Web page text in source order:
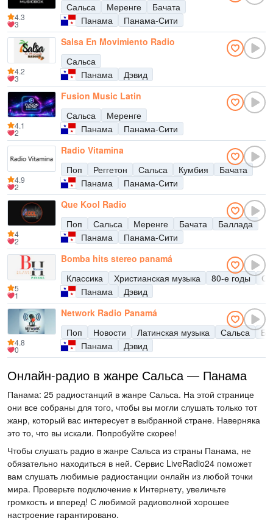
Сальса
Меренге
Бачата
Панама
Панама-Сити
4.3
3
Salsa En Movimiento Radio
Сальса
Панама
Дэвид
4.2
3
Fusion Music Latin
Сальса
Меренге
Панама
Панама-Сити
4.1
2
Radio Vitamina
Поп
Реггетон Сальса Кумбия
Бачата
Панама
Панама-Сити
4.9
2
Que Kool Radio
Поп
Сальса Меренге Бачата
Баллада
Панама
Панама-Сити
4
2
Bomba hits stereo panamá
Классика
Христианская музыка 80-е годы
Панама
Дэвид
5
1
Network Radio Panamá
Поп
Новости Латинская музыка Сальса
Панама
Дэвид
4.8
0
Онлайн-радио в жанре Сальса — Панама
Панама: 25 радиостанций в жанре Сальса. На этой странице
они все собраны для того, чтобы вы могли слушать только тот
жанр, который вас интересует в выбранной стране. Наверняка
это то, что вы искали. Попробуйте скорее!
Чтобы слушать радио в жанре Сальса из страны Панама, не
обязательно находиться в ней. Сервис LiveRadio24 поможет
вам слушать любимые радиостанции онлайн из любой точки
мира. Проверьте подключение к Интернету, увеличьте
громкость и вперед! С любимой радиоволной хорошее
настроение гарантировано.